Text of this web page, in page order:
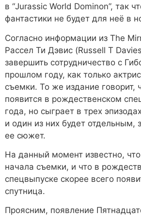
в “Jurassic World Dominon”, так
фантастики не будет для неё в
Согласно информации из The
Рассел Ти Дэвис (Russell T
завершить сотрудничество с
прошлом году, как только
съемки. То же издание говорит,
появится в рождественском
года, но сыграет в трех
и один из них будет
ее сюжет.
На данный момент известно,
начала съемки, и что в
спецвыпуске скорее всего
спутница.
Проясним, появление